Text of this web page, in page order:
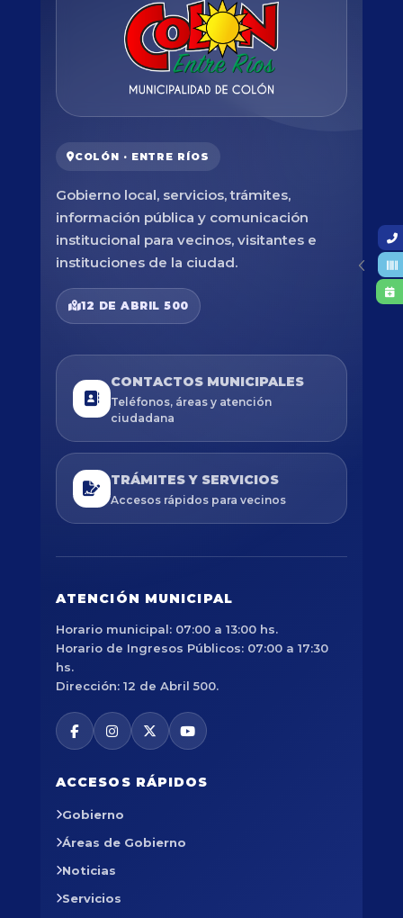
COLÓN · ENTRE RÍOS
Gobierno local, servicios, trámites,
información pública y comunicación
institucional para vecinos, visitantes e
instituciones de la ciudad.
12 DE ABRIL 500
CONTACTOS MUNICIPALES
Teléfonos, áreas y atención
ciudadana
TRÁMITES Y SERVICIOS
Accesos rápidos para vecinos
ATENCIÓN MUNICIPAL
Horario municipal: 07:00 a 13:00 hs.
Horario de Ingresos Públicos: 07:00 a 17:30
hs.
Dirección: 12 de Abril 500.
ACCESOS RÁPIDOS
Gobierno
Áreas de Gobierno
Noticias
Servicios